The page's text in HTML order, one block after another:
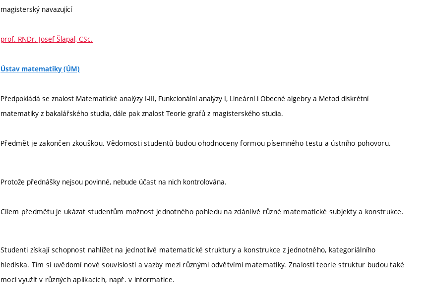
magisterský navazující
prof. RNDr. Josef Šlapal, CSc.
Ústav matematiky (ÚM)
Předpokládá se znalost Matematické analýzy I-III, Funkcionální analýzy I, Lineární i Obecné algebry a Metod diskrétní
matematiky z bakalářského studia, dále pak znalost Teorie grafů z magisterského studia.
Předmět je zakončen zkouškou. Vědomosti studentů budou ohodnoceny formou písemného testu a ústního pohovoru.
Protože přednášky nejsou povinné, nebude účast na nich kontrolována.
Cílem předmětu je ukázat studentům možnost jednotného pohledu na zdánlivě různé matematické subjekty a konstrukce.
Studenti získají schopnost nahlížet na jednotlivé matematické struktury a konstrukce z jednotného, kategoriálního
hlediska. Tím si uvědomí nové souvislosti a vazby mezi různými odvětvími matematiky. Znalosti teorie struktur budou také
moci využít v různých aplikacích, např. v informatice.